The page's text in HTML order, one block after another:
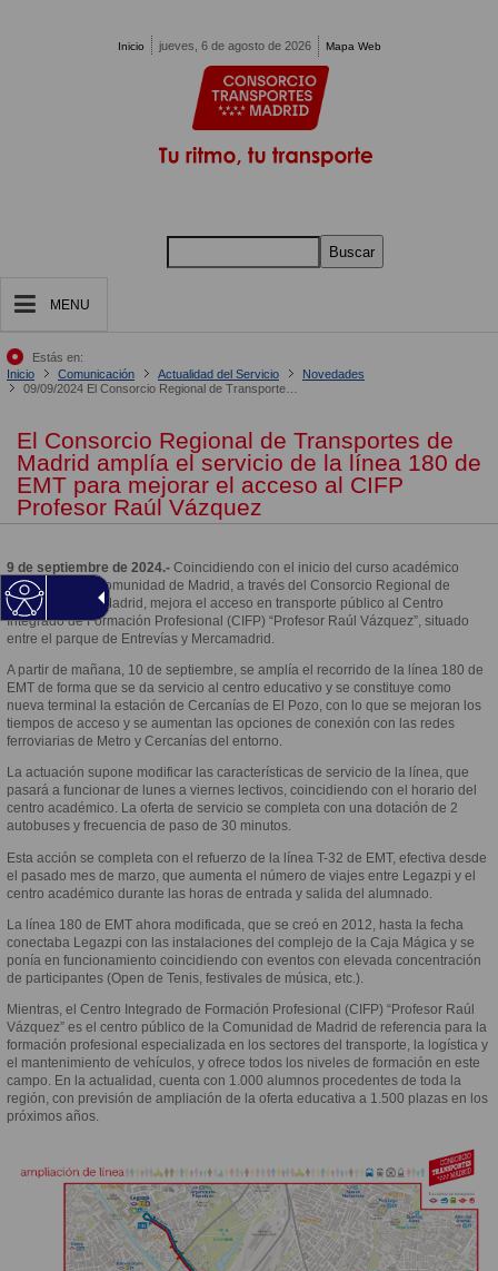
Inicio jueves, 6 de agosto de 2026 Mapa Web
Buscar
MENU
Estás en:
Inicio
Comunicación Actualidad del Servicio
Novedades
El Consorcio Regional de Transportes de
Madrid amplía el servicio de la línea 180 de
EMT para mejorar el acceso al CIFP
Profesor Raúl Vázquez
9 de septiembre de 2024.- Coincidiendo con el inicio del curso académico
2024-2025, la Comunidad de Madrid, a través del Consorcio Regional de
Transportes de Madrid, mejora el acceso en transporte público al Centro
Integrado de Formación Profesional (CIFP) “Profesor Raúl Vázquez”, situado
entre el parque de Entrevías y Mercamadrid.
A partir de mañana, 10 de septiembre, se amplía el recorrido de la línea 180 de
EMT de forma que se da servicio al centro educativo y se constituye como
nueva terminal la estación de Cercanías de El Pozo, con lo que se mejoran los
tiempos de acceso y se aumentan las opciones de conexión con las redes
ferroviarias de Metro y Cercanías del entorno.
La actuación supone modificar las características de servicio de la línea, que
pasará a funcionar de lunes a viernes lectivos, coincidiendo con el horario del
centro académico. La oferta de servicio se completa con una dotación de 2
autobuses y frecuencia de paso de 30 minutos.
Esta acción se completa con el refuerzo de la línea T-32 de EMT, efectiva desde
el pasado mes de marzo, que aumenta el número de viajes entre Legazpi y el
centro académico durante las horas de entrada y salida del alumnado.
La línea 180 de EMT ahora modificada, que se creó en 2012, hasta la fecha
conectaba Legazpi con las instalaciones del complejo de la Caja Mágica y se
ponía en funcionamiento coincidiendo con eventos con elevada concentración
de participantes (Open de Tenis, festivales de música, etc.).
Mientras, el Centro Integrado de Formación Profesional (CIFP) “Profesor Raúl
Vázquez” es el centro público de la Comunidad de Madrid de referencia para la
formación profesional especializada en los sectores del transporte, la logística y
el mantenimiento de vehículos, y ofrece todos los niveles de formación en este
campo. En la actualidad, cuenta con 1.000 alumnos procedentes de toda la
región, con previsión de ampliación de la oferta educativa a 1.500 plazas en los
próximos años.